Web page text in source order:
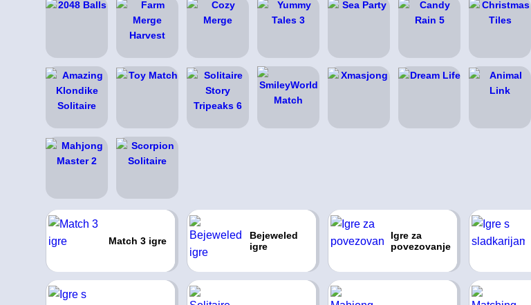
Match 3 igre
Bejeweled
igre
Igre za
povezovanje